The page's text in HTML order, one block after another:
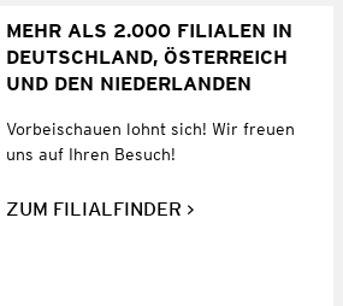
MEHR ALS 2.000 FILIALEN IN
DEUTSCHLAND, ÖSTERREICH
UND DEN NIEDERLANDEN
Vorbeischauen lohnt sich! Wir freuen
uns auf Ihren Besuch!
ZUM FILIALFINDER